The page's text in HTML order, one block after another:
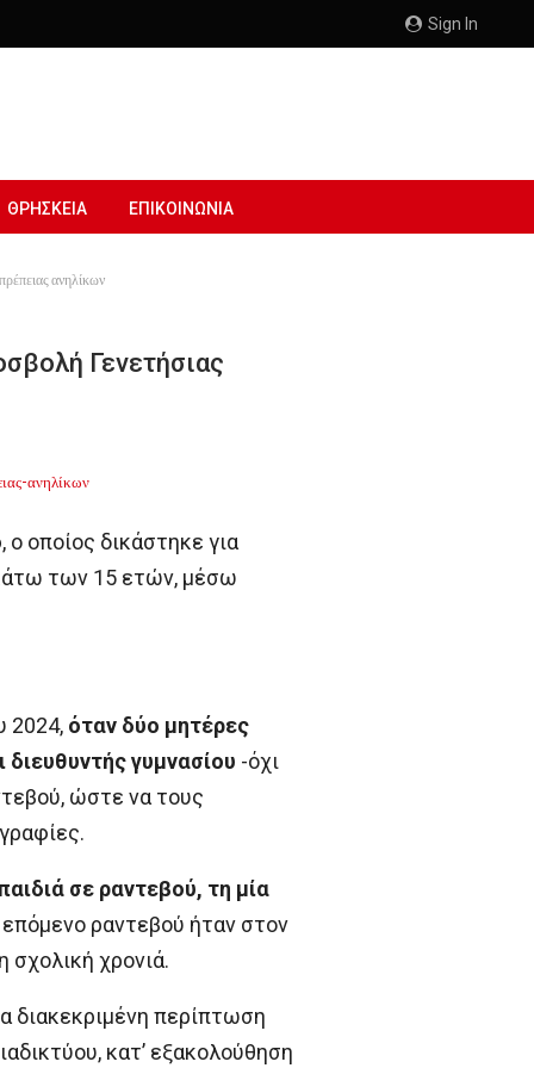
Sign In
ΘΡΗΣΚΕΙΑ ΕΠΙΚΟΙΝΩΝΙΑ
ανηλίκων
Γενετήσιας
, ο οποίος δικάστηκε για
των 15 ετών, μέσω
2024, όταν δύο μητέρες
γυμνασίου -όχι
ώστε να τους
σε ραντεβού, τη μία
ραντεβού ήταν στον
σχολική χρονιά.
διακεκριμένη περίπτωση
κατ’ εξακολούθηση